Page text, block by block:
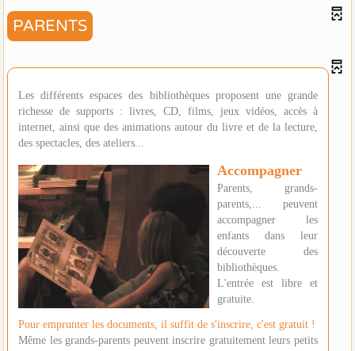
PARENTS
Les différents espaces des bibliothèques proposent une grande
richesse de supports : livres, CD, films, jeux vidéos, accès à
internet, ainsi que des animations autour du livre et de la lecture,
des spectacles, des ateliers...
Accompagner
Parents, grands-
parents,... peuvent
accompagner les
enfants dans leur
découverte des
bibliothèques.
L'entrée est libre et
gratuite.
Pour emprunter les documents, il suffit de s'inscrire, c'est gratuit !
Même les grands-parents peuvent inscrire gratuitement leurs petits